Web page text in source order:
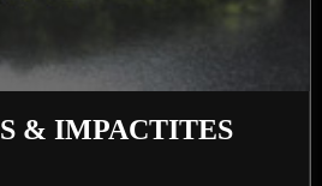
& IMPACTITES